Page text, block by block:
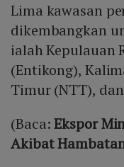
Lima kawasan
dikembangkan
ialah Kepulauan
(Entikong),
Timur (NTT),
(Baca:Ekspor
Akibat